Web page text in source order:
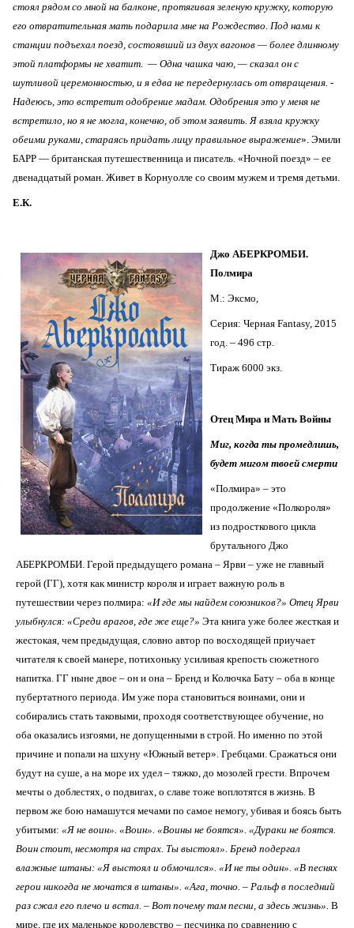
стоял рядом со мной на балконе, протягивая зеленую кружку, которую
его отвратительная мать подарила мне на Рождество. Под нами к
станции подъехал поезд, состоявший из двух вагонов — более длинному
этой платформы не хватит. — Одна чашка чаю, — сказал он с
шутливой церемонностью, и я едва не передернулась от отвращения. -
Надеюсь, это встретит одобрение мадам. Одобрения это у меня не
встретило, но я не могла, конечно, об этом заявить. Я взяла кружку
обеими руками, стараясь придать лицу правильное выражение». Эмили
БАРР — британская путешественница и писатель. «Ночной поезд» – ее
двенадцатый роман. Живет в Корнуолле со своим мужем и тремя детьми.
Е.К.
Джо АБЕРКРОМБИ.
Полмира
М.: Эксмо,
Серия: Черная Fantasy, 2015
год. – 496 стр.
Тираж 6000 экз.
Отец Мира и Мать Войны
Миг, когда ты промедлишь,
будет мигом твоей смерти
«Полмира» – это
продолжение «Полкороля»
из подросткового цикла
брутального Джо
АБЕРКРОМБИ. Герой предыдущего романа – Ярви – уже не главный
герой (ГГ), хотя как министр короля и играет важную роль в
путешествии через полмира: «И где мы найдем союзников?» Отец Ярви
улыбнулся: «Среди врагов, где же еще?» Эта книга уже более жесткая и
жестокая, чем предыдущая, словно автор по восходящей приучает
читателя к своей манере, потихоньку усиливая крепость сюжетного
напитка. ГГ ныне двое – он и она – Бренд и Колючка Бату – оба в конце
пубертатного периода. Им уже пора становиться воинами, они и
собирались стать таковыми, проходя соответствующее обучение, но
оба оказались изгоями, не допущенными в строй. Но именно по этой
причине и попали на шхуну «Южный ветер». Гребцами. Сражаться они
будут на суше, а на море их удел – тяжко, до мозолей грести. Впрочем
мечты о доблестях, о подвигах, о славе тоже воплотятся в жизнь. В
первом же бою намашутся мечами по самое немогу, убивая и боясь быть
убитыми: «Я не воин». «Воин». «Воины не боятся». «Дураки не боятся.
Воин стоит, несмотря на страх. Ты выстоял». Бренд подергал
влажные штаны: «Я выстоял и обмочился». «И не ты один». «В песнях
герои никогда не мочатся в штаны». «Ага, точно. – Ральф в последний
раз сжал его плечо и встал. – Вот почему там песни, а здесь жизнь». В
мире, где их маленькое королевство – песчинка по сравнению с